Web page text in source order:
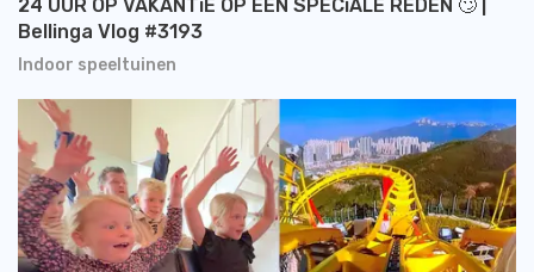
Indoor speeltuinen
24 UUR OP VAKANTiE OP EEN SPECiALE REDEN 🙄 |
Bellinga Vlog #3193